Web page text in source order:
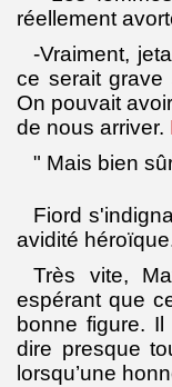
réellement
-Vraiment,
ce serait grave
On pouvait
de nous arriver.
" Mais bien
Fiord
avidité
Très vite,
espérant que
bonne figure. Il
dire presque
lorsqu’une